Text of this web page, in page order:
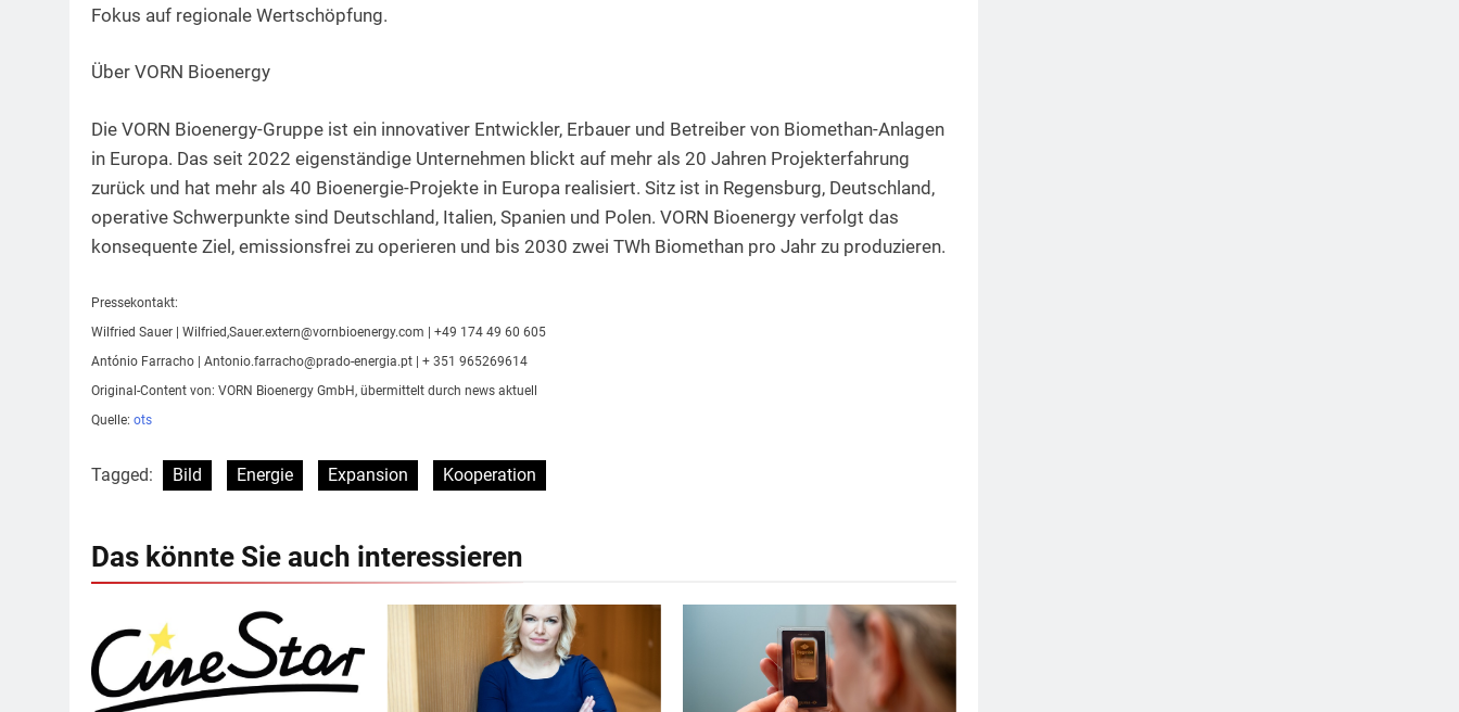
Fokus auf regionale Wertschöpfung.
Über VORN Bioenergy
Die VORN Bioenergy-Gruppe ist ein innovativer Entwickler, Erbauer und Betreiber von Biomethan-Anlagen
in Europa. Das seit 2022 eigenständige Unternehmen blickt auf mehr als 20 Jahren Projekterfahrung
zurück und hat mehr als 40 Bioenergie-Projekte in Europa realisiert. Sitz ist in Regensburg, Deutschland,
operative Schwerpunkte sind Deutschland, Italien, Spanien und Polen. VORN Bioenergy verfolgt das
konsequente Ziel, emissionsfrei zu operieren und bis 2030 zwei TWh Biomethan pro Jahr zu produzieren.
Pressekontakt:
Wilfried Sauer | Wilfried,Sauer.extern@vornbioenergy.com | +49 174 49 60 605
António Farracho | Antonio.farracho@prado-energia.pt | + 351 965269614
Original-Content von: VORN Bioenergy GmbH, übermittelt durch news aktuell
Quelle: ots
Tagged: Bild Energie Expansion Kooperation
Das könnte Sie auch interessieren